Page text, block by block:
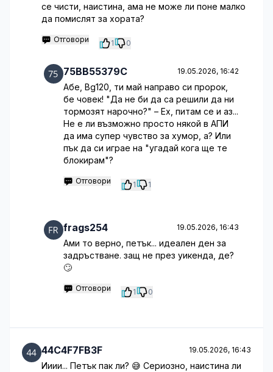
се чисти, наистина, ама не може ли поне малко
да помислят за хората?
Отговори 1 0
75BB55379C 19.05.2026, 16:42
Абе, Bg120, ти май направо си пророк,
бе човек! "Да не би да са решили да ни
тормозят нарочно?" – Ех, питам се и аз...
Не е ли възможно просто някой в АПИ
да има супер чувство за хумор, а? Или
пък да си играе на "угадай кога ще те
блокирам"?
Отговори 1 1
frags254 19.05.2026, 16:43
Ами то верно, петък... идеален ден за
задръстване. защ не през уикенда, де?
🙄
Отговори 1 0
44C4F7FB3F 19.05.2026, 16:43
Ииии... Петък пак ли? 😅 Сериозно, наистина ли